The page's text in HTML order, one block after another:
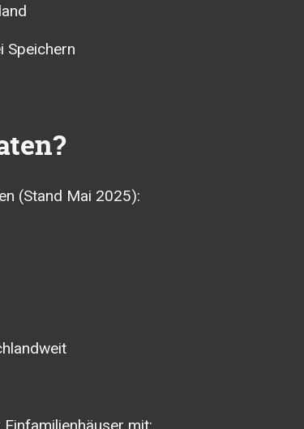
Speichern
(Stand Mai 2025):
mit: